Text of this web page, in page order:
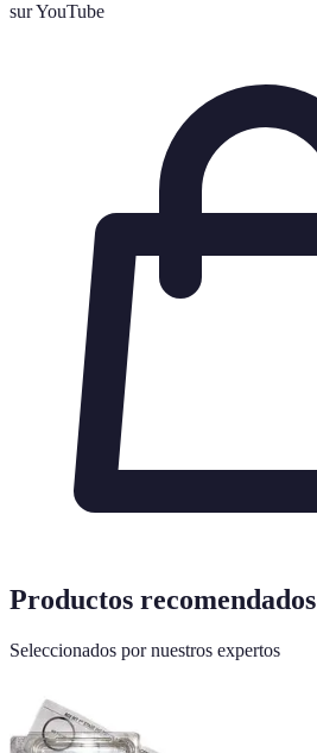
sur YouTube
Productos recomendados
Seleccionados por nuestros expertos